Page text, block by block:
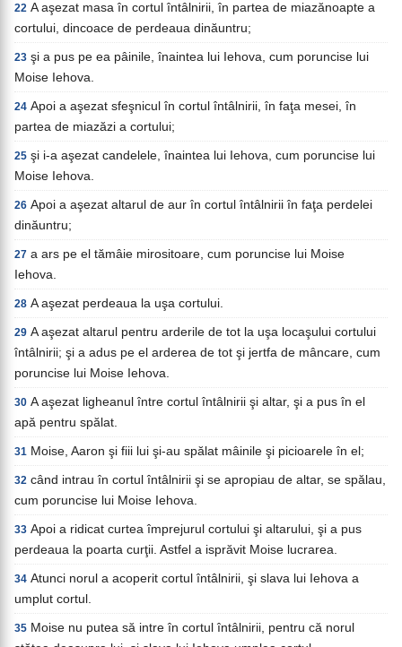
22 A aşezat masa în cortul întâlnirii, în partea de miazănoapte a
cortului, dincoace de perdeaua dinăuntru;
23 şi a pus pe ea pâinile, înaintea lui Iehova, cum poruncise lui
Moise Iehova.
24 Apoi a aşezat sfeşnicul în cortul întâlnirii, în faţa mesei, în
partea de miazăzi a cortului;
25 şi i-a aşezat candelele, înaintea lui Iehova, cum poruncise lui
Moise Iehova.
26 Apoi a aşezat altarul de aur în cortul întâlnirii în faţa perdelei
dinăuntru;
27 a ars pe el tămâie mirositoare, cum poruncise lui Moise
Iehova.
28 A aşezat perdeaua la uşa cortului.
29 A aşezat altarul pentru arderile de tot la uşa locaşului cortului
întâlnirii; şi a adus pe el arderea de tot şi jertfa de mâncare, cum
poruncise lui Moise Iehova.
30 A aşezat ligheanul între cortul întâlnirii şi altar, şi a pus în el
apă pentru spălat.
31 Moise, Aaron şi fiii lui şi-au spălat mâinile şi picioarele în el;
32 când intrau în cortul întâlnirii şi se apropiau de altar, se spălau,
cum poruncise lui Moise Iehova.
33 Apoi a ridicat curtea împrejurul cortului şi altarului, şi a pus
perdeaua la poarta curţii. Astfel a isprăvit Moise lucrarea.
34 Atunci norul a acoperit cortul întâlnirii, şi slava lui Iehova a
umplut cortul.
35 Moise nu putea să intre în cortul întâlnirii, pentru că norul